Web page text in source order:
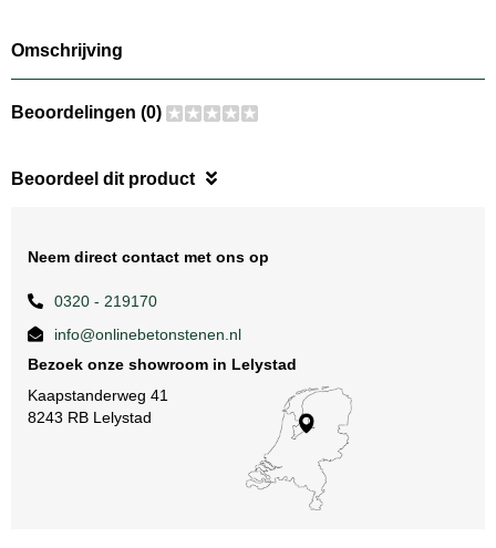
Omschrijving
Beoordelingen (0)
Beoordeel dit product
Neem direct contact met ons op
0320 - 219170
info@onlinebetonstenen.nl
Bezoek onze showroom in Lelystad
Kaapstanderweg 41
8243 RB Lelystad